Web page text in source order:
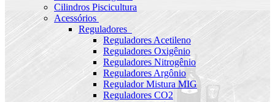
Cilindros Piscicultura
Acessórios
Reguladores
Reguladores Acetileno
Reguladores Oxigênio
Reguladores Nitrogênio
Reguladores Argônio
Regulador Mistura MIG
Reguladores CO2